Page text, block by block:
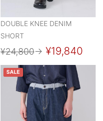
DOUBLE KNEE DENIM
SHORT
¥24,800→ ¥19,840
SALE